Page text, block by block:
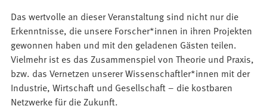
Das wertvolle an dieser Veranstaltung sind nicht nur die
Erkenntnisse, die unsere Forscher*innen in ihren Projekten
gewonnen haben und mit den geladenen Gästen teilen.
Vielmehr ist es das Zusammenspiel von Theorie und Praxis,
bzw. das Vernetzen unserer Wissenschaftler*innen mit der
Industrie, Wirtschaft und Gesellschaft – die kostbaren
Netzwerke für die Zukunft.